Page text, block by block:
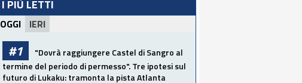
I PIÙ LETTI
OGGI IERI
#1 "Dovrà raggiungere Castel di Sangro al
termine del periodo di permesso". Tre ipotesi sul
futuro di Lukaku: tramonta la pista Atlanta